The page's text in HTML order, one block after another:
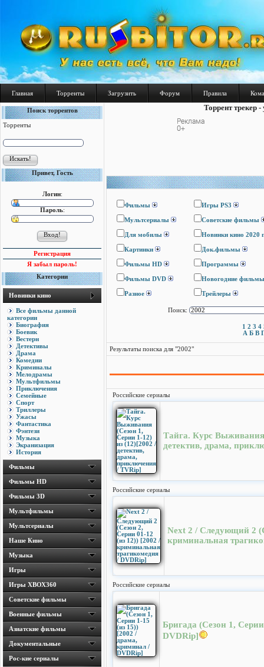
Главная Торренты Загрузить Форум Правила
Поиск торрентов
Торренты
Привет, Гость
Логин:
Пароль:
Регистрация
Я забыл пароль!
Категории
Новинки кино
Все фильмы данной
категории
Биография
Боевик
Вестерн
Детективы
Драма
Комедии
Криминалы
Мелодрамы
Мультфильмы
Приключения
Семейные
Спорт
Триллеры
Ужасы
Фантастика
Фэнтези
Музыка
Экранизация
История
Фильмы
Фильмы HD
Фильмы 3D
Мультфильмы
Мультсериалы
Наше Кино
Музыка
Игры
Игры ХВОХ360
Cоветские фильмы
Военные фильмы
Азиатские фильмы
Документальные
Рос-кие сериалы
Торрент трекер
Фильмы Игры PS3
Мультсериалы Cоветские фильмы
Для мобилы Новинки кино 2020
Картинки Док.фильмы
Фильмы HD Программы
Фильмы DVD Новогодние фильмы
Разное Трейлеры
Поиск:
1 2 3 4
А Б В
Результаты поиска для "2002"
Российские сериалы
Тайга. Курс
детектив, драма,
Российские сериалы
Next 2 / Следующий 2
криминальная
Российские сериалы
Бригада (Сезон 1,
DVDRip]